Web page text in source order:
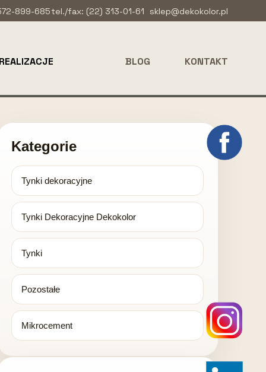
KONTAKT
BLOG
REALIZACJE
sklep@dekokolor.pl
tel./fax: (22) 313-01-61
899-685
Kategorie
Tynki dekoracyjne
Tynki Dekoracyjne Dekokolor
Tynki
Pozostałe
Mikrocement